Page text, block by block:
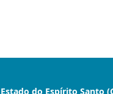
do Espírito Santo